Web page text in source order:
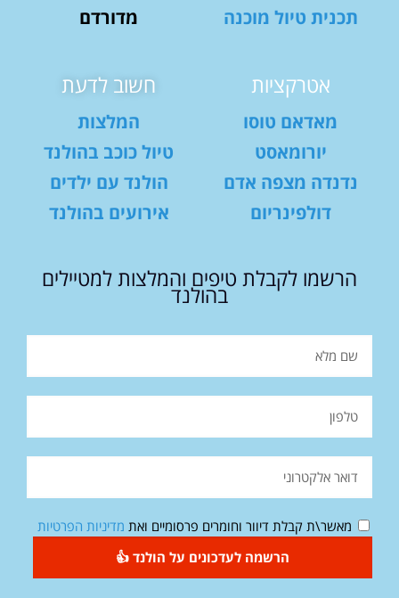
תכנית טיול מוכנה
מדורדם
אטרקציות
מאדאם טוסו
יורומאסט
נדנדה מצפה אדם
דולפינריום
חשוב לדעת
המלצות
טיול כוכב בהולנד
הולנד עם ילדים
אירועים בהולנד
הרשמו לקבלת טיפים והמלצות למטיילים
בהולנד
מאשר\ת קבלת דיוור וחומרים פרסומיים ואת מדיניות הפרטיות
הרשמה לעדכונים על הולנד 👍